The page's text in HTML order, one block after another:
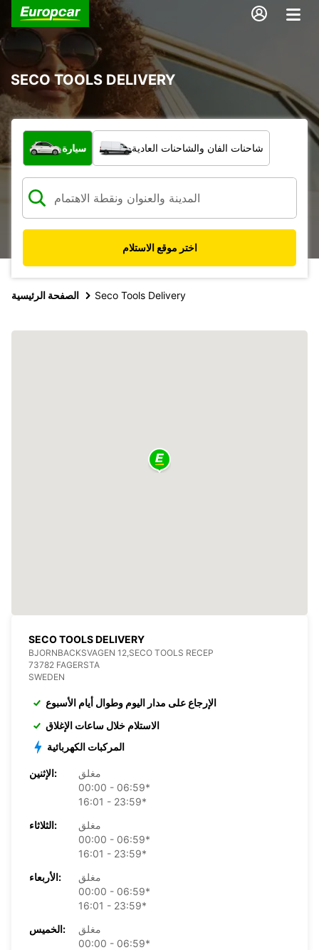
SECO TOOLS DELIVERY
ما نوع المركبة؟
سيارة شاحنات الفان والشاحنات العادية
اختر موقع الاستلام
الصفحة الرئيسية Seco Tools Delivery
SECO TOOLS DELIVERY
BJORNBACKSVAGEN 12,SECO TOOLS RECEP
73782 FAGERSTA
SWEDEN
الإرجاع على مدار اليوم وطوال أيام الأسبوع
الاستلام خلال ساعات الإغلاق
المركبات الكهربائية
الإثنين:
مغلق
00:00 - 06:59*
16:01 - 23:59*
الثلاثاء:
مغلق
00:00 - 06:59*
16:01 - 23:59*
الأربعاء:
مغلق
00:00 - 06:59*
16:01 - 23:59*
الخميس:
مغلق
00:00 - 06:59*